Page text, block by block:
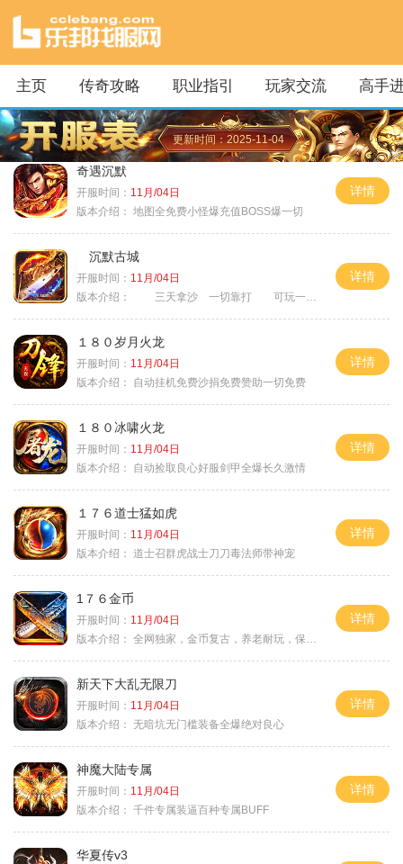
主页 传奇攻略 职业指引 玩家交流 高手
更新时间：2025-11-04
奇遇沉默
开服时间： 11月/04日
版本介绍： 地图全免费小怪爆充值BOSS爆一切
详情
沉默古城
开服时间： 11月/04日
版本介绍：
三天拿沙 一切靠打 可玩一年
详情
１８０岁月火龙
开服时间： 11月/04日
版本介绍：
自动挂机免费沙捐免费赞助一切免费
详情
１８０冰啸火龙
开服时间： 11月/04日
版本介绍：
自动捡取良心好服剑甲全爆长久激情
详情
１７６道士猛如虎
开服时间： 11月/04日
版本介绍： 道士召群虎战士刀刀毒法师带神宠
详情
1７６金币
开服时间： 11月/04日
版本介绍： 全网独家，金币复古，养老耐玩，保底回収
详情
新天下大乱无限刀
开服时间： 11月/04日
版本介绍： 无暗坑无门槛装备全爆绝对良心
详情
神魔大陆专属
开服时间： 11月/04日
版本介绍： 千件专属装逼百种专属BUFF
详情
华夏传v3